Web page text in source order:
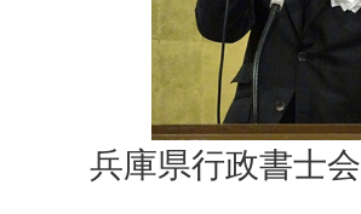
兵庫県行政書士